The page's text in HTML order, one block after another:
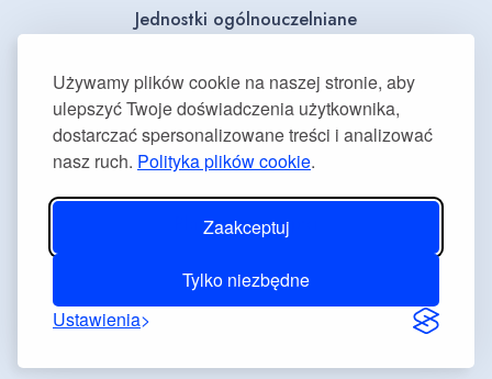
Używamy plików cookie na naszej stronie, aby
ulepszyć Twoje doświadczenia użytkownika,
dostarczać spersonalizowane treści i analizować
nasz ruch. Polityka plików cookie.
Zaakceptuj
Tylko niezbędne
Ustawienia
Jednostki ogólnouczelniane
Dla mediów
Deklaracja dostępności
Plan równości płci